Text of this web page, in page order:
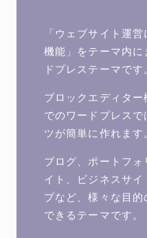
「ウェブサイト運
機能」をテーマ内に
ドプレステーマです
ブロックエディター
でのワードプレス
ツが簡単に作れます
ブログ、ポートフ
イト、ビジネスサ
プなど、様々な目
できるテーマです。